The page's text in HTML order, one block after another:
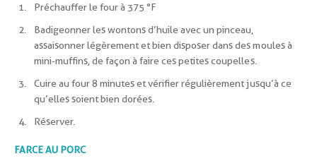
Préchauffer le four à 375 °F
Badigeonner les wontons d’huile avec un pinceau,
assaisonner légèrement et bien disposer dans des moules à
mini-muffins, de façon à faire ces petites coupelles.
Cuire au four 8 minutes et vérifier régulièrement jusqu’à ce
qu’elles soient bien dorées.
Réserver.
FARCE AU PORC